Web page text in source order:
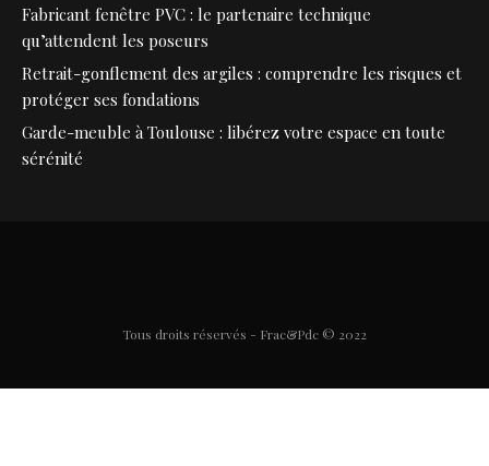
Fabricant fenêtre PVC : le partenaire technique
qu’attendent les poseurs
Retrait-gonflement des argiles : comprendre les risques et
protéger ses fondations
Garde-meuble à Toulouse : libérez votre espace en toute
sérénité
Tous droits réservés - Frac&Pdc © 2022